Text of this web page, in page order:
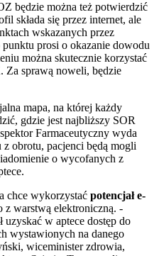
będzie można też potwierdzić
składa się przez internet, ale
wskazanych przez
prosi o okazanie dowodu
można skutecznie korzystać
Za sprawą noweli, będzie
mapa, na której każdy
gdzie jest najbliższy SOR
Farmaceutyczny wyda
obrotu, pacjenci będą mogli
o wycofanych z
chce wykorzystać potencjał e-
z warstwą elektroniczną. -
w aptece dostęp do
wystawionych na danego
wiceminister zdrowia,